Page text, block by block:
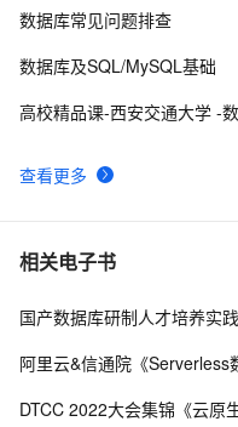
10图解面试题：SQL存储过
查看更多
数据库常见问题排查
数据库及SQL/MySQL基础
高校精品课-西安交通大学 -
相关电子书
国产数据库研制人才培养实践
阿里云&信通院《Serverless
DTCC 2022大会集锦《云原